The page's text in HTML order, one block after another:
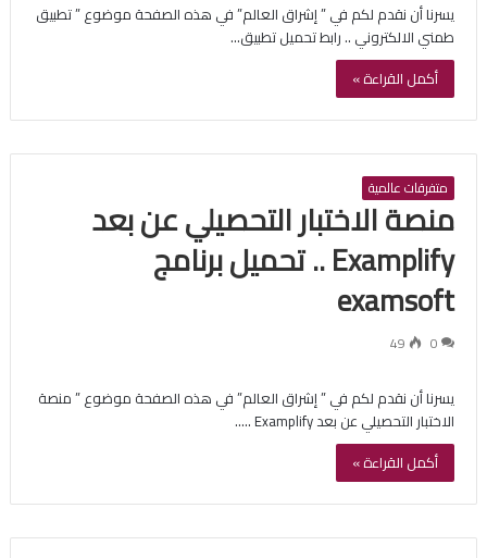
يسرنا أن نقدم لكم في ” إشراق العالم” في هذه الصفحة موضوع ” تطبيق
طمني الالكتروني .. رابط تحميل تطبيق…
أكمل القراءة »
متفرقات عالمية
منصة الاختبار التحصيلي عن بعد
Examplify .. تحميل برنامج
examsoft
0
49
يسرنا أن نقدم لكم في ” إشراق العالم” في هذه الصفحة موضوع ” منصة
الاختبار التحصيلي عن بعد Examplify ..…
أكمل القراءة »